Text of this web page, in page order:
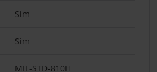
Sim
Sim
MIL-STD-810H